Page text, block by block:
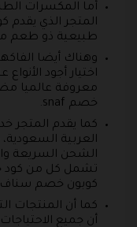
أما المكسرات
المتجر الذي
طبيعية ذو طعم
وهناك أيضا
اختيار أجود
معروفة عالميا
خصم snaf.
كما يقدم المتجر
العربية
الشحن السريعة
كوبون خصم سناف
كما أن المنتجات
أن جميع